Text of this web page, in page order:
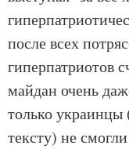
после всех
гиперпатриотов
майдан очень
только украинцы
тексту) не